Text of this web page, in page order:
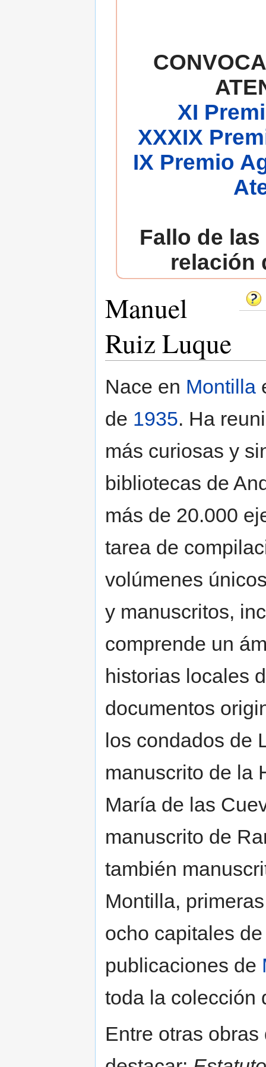
XI
XXXIX
IX Premio
Fallo de
relación
Manuel
Ruiz Luque
Nace en Montilla
de 1935. Ha
más curiosas y
bibliotecas de
más de 20.000
tarea de
volúmenes
y manuscritos,
comprende un
historias locales
documentos
los condados de
manuscrito de la
María de las
manuscrito de
también
Montilla,
ocho capitales
publicaciones de
toda la colección
Entre otras